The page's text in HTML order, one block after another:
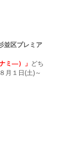
並区プレミア
ミ―）」 どち
月１日(土)～